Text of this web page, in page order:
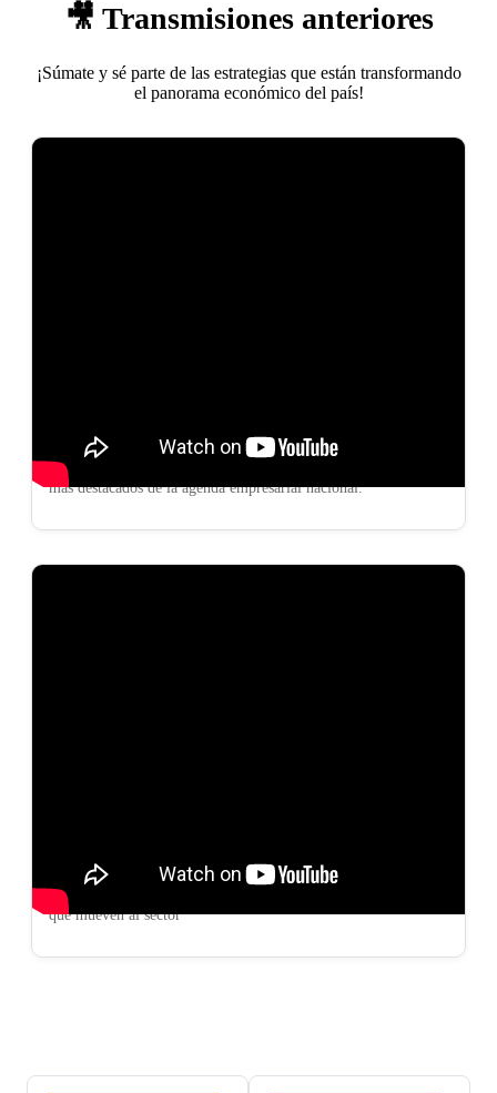
🎥 Transmisiones anteriores
¡Súmate y sé parte de las estrategias que están transformando
el panorama económico del país!
📅 2 de julio, 2025
En esta edición de nuestro canal, te compartimos los momentos
más destacados de la agenda empresarial nacional.
📅 25 de junio, 2025
EDale play y acompáñanos en este recorrido por las acciones
que mueven al sector